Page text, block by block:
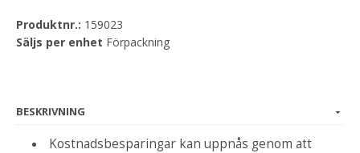
Produktnr.: 159023
Säljs per enhet Förpackning
BESKRIVNING
Kostnadsbesparingar kan uppnås genom att